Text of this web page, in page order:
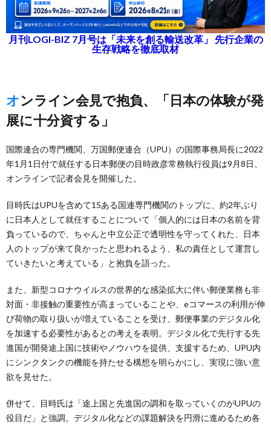
月刊LOGI-BIZ 7月号は「未来を創る輸送改革」 先行企業の
生存戦略を徹底取材
オンライン会見で抱負、「日本の体験が発
展に十分資する」
国際連合の専門機関、万国郵便連合（UPU）の国際事務局長に2022
年1月1日付で就任する日本郵便の目時政彦常務執行役員は9月8日、
オンラインで記者会見を開催した。
目時氏はUPUを含めて15ある国連専門機関のトップに、約2年ぶり
に日本人として就任することについて「個人的には日本の名前を背
負っているので、ちゃんと中立公正で透明性を守ってくれた、日本
人のトップが来て良かったと思われるよう、私の責任として運営し
ていきたいと考えている」と抱負を語った。
また、新型コロナウイルスの世界的な感染拡大に伴い郵便業務も非
対面・非接触の重要性が高まっていることや、eコマースの利用が伸
び荷物の取り扱いが増えていることを受け、郵便事業のデジタル化
を加速する必要性があるとの考えを表明。デジタル化で先行する先
進国が開発途上国に技術やノウハウを提供、支援するため、UPU内
にシンクタンクの機能を持たせる構想を明らかにし、実現に強い意
欲を見せた。
併せて、目時氏は「途上国と先進国の調和を取っていくのがUPUの
役目だ」と強調。デジタル化などの課題解決を円滑に進めるため各